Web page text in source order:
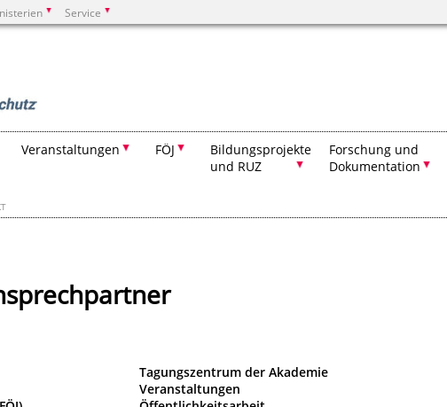
Service
Veranstaltungen FÖJ
Bildungsprojekte
und RUZ
Forschung und
Dokumentation
Tagungszentrum der Akademie
Veranstaltungen